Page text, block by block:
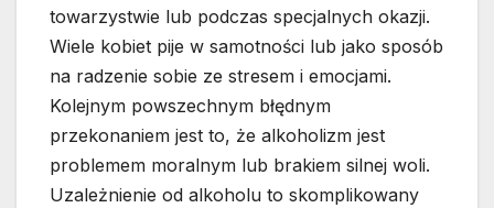
towarzystwie lub podczas specjalnych okazji.
Wiele kobiet pije w samotności lub jako sposób
na radzenie sobie ze stresem i emocjami.
Kolejnym powszechnym błędnym
przekonaniem jest to, że alkoholizm jest
problemem moralnym lub brakiem silnej woli.
Uzależnienie od alkoholu to skomplikowany